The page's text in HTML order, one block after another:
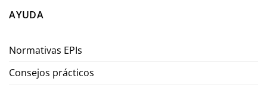
AYUDA
Normativas EPIs
Consejos prácticos